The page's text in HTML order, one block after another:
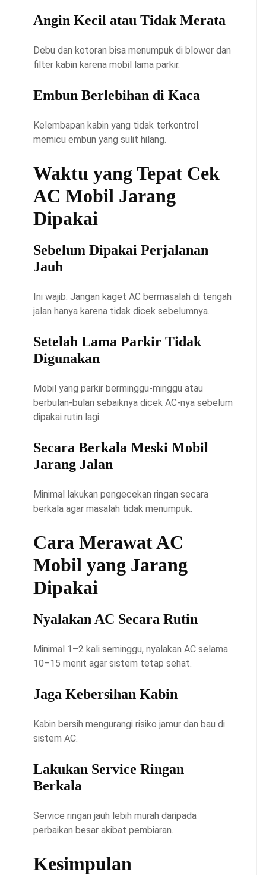
Angin Kecil atau Tidak Merata
Debu dan kotoran bisa menumpuk di blower dan
filter kabin karena mobil lama parkir.
Embun Berlebihan di Kaca
Kelembapan kabin yang tidak terkontrol
memicu embun yang sulit hilang.
Waktu yang Tepat Cek
AC Mobil Jarang
Dipakai
Sebelum Dipakai Perjalanan
Jauh
Ini wajib. Jangan kaget AC bermasalah di tengah
jalan hanya karena tidak dicek sebelumnya.
Setelah Lama Parkir Tidak
Digunakan
Mobil yang parkir berminggu-minggu atau
berbulan-bulan sebaiknya dicek AC-nya sebelum
dipakai rutin lagi.
Secara Berkala Meski Mobil
Jarang Jalan
Minimal lakukan pengecekan ringan secara
berkala agar masalah tidak menumpuk.
Cara Merawat AC
Mobil yang Jarang
Dipakai
Nyalakan AC Secara Rutin
Minimal 1–2 kali seminggu, nyalakan AC selama
10–15 menit agar sistem tetap sehat.
Jaga Kebersihan Kabin
Kabin bersih mengurangi risiko jamur dan bau di
sistem AC.
Lakukan Service Ringan
Berkala
Service ringan jauh lebih murah daripada
perbaikan besar akibat pembiaran.
Kesimpulan